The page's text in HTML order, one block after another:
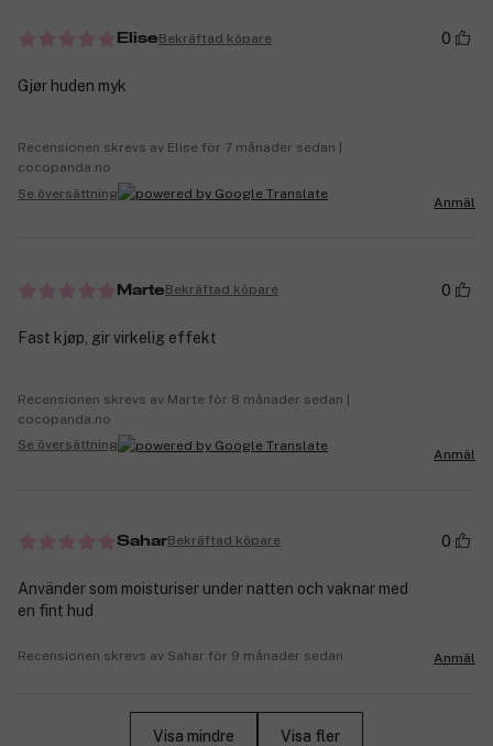
EliseBekräftad köpare 0
Gjør huden myk
Recensionen skrevs av Elise för 7 månader sedan |
cocopanda.no
Se översättning
Anmäl
MarteBekräftad köpare 0
Fast kjøp, gir virkelig effekt
Recensionen skrevs av Marte för 8 månader sedan |
cocopanda.no
Se översättning
Anmäl
SaharBekräftad köpare 0
Använder som moisturiser under natten och vaknar med
en fint hud
Recensionen skrevs av Sahar för 9 månader sedan Anmäl
Visa mindre Visa fler